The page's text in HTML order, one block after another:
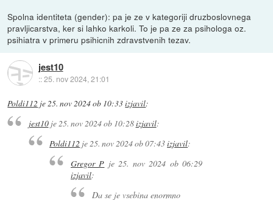
Spolna identiteta (gender): pa je ze v kategoriji druzboslovnega
pravljicarstva, ker si lahko karkoli. To je pa ze za psihologa oz.
psihiatra v primeru psihicnih zdravstvenih tezav.
jest10
::25. nov 2024, 21:01
Poldi112 je25. nov 2024 ob 10:33izjavil:
jest10je25. nov 2024 ob 10:28izjavil:
Poldi112 je25. nov 2024 ob 07:43izjavil:
Gregor P je 25. nov 2024 ob 06:29
izjavil:
Da se je vsebina enormno